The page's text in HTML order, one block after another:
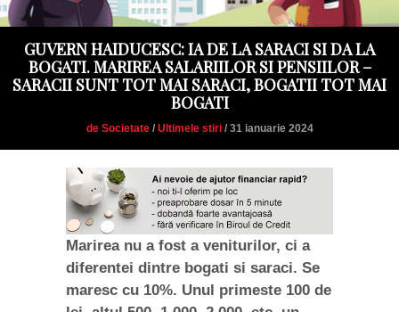
GUVERN HAIDUCESC: IA DE LA SARACI SI DA LA
BOGATI. MARIREA SALARIILOR SI PENSIILOR –
SARACII SUNT TOT MAI SARACI, BOGATII TOT MAI
BOGATI
de Societate/ Ultimele stiri/ 31 ianuarie 2024
Marirea nu a fost a veniturilor, ci a
diferentei dintre bogati si saraci. Se
maresc cu 10%. Unul primeste 100 de